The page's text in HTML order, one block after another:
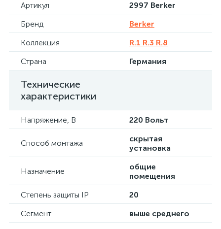
Артикул
2997 Berker
Бренд
Berker
Коллекция
R.1 R.3 R.8
Страна
Германия
Технические
характеристики
Напряжение, В 220 Вольт
Способ монтажа
скрытая
установка
Назначение
общие
помещения
Степень защиты IP
20
Сегмент
выше среднего